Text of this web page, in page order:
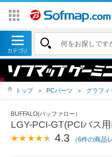
トップ ＞ PCパーツ ＞ グラフィ
BUFFALO(バッファロー）
LGY-PCI-GT(PCIバス
4.3 （6件の商品